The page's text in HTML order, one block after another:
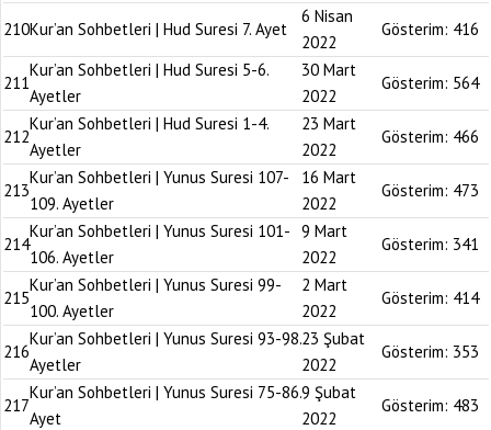
210Kur’an Sohbetleri | Hud Suresi 7. Ayet
6 Nisan
2022
Gösterim: 416
211
Kur’an Sohbetleri | Hud Suresi 5-6.
Ayetler
30 Mart
2022
Gösterim: 564
212
Kur’an Sohbetleri | Hud Suresi 1-4.
Ayetler
23 Mart
2022
Gösterim: 466
213
Kur’an Sohbetleri | Yunus Suresi 107-
109. Ayetler
16 Mart
2022
Gösterim: 473
214
Kur’an Sohbetleri | Yunus Suresi 101-
106. Ayetler
9 Mart
2022
Gösterim: 341
215
Kur’an Sohbetleri | Yunus Suresi 99-
100. Ayetler
2 Mart
2022
Gösterim: 414
216
Kur’an Sohbetleri | Yunus Suresi 93-98.
Ayetler
23 Şubat
2022
Gösterim: 353
217
Kur’an Sohbetleri | Yunus Suresi 75-86.
Ayet
9 Şubat
2022
Gösterim: 483